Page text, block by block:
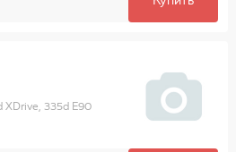
XDrive, 335d E90